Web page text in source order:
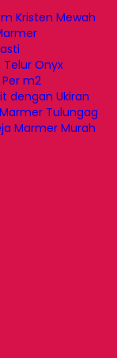
Kristen Mewah
Telur Onyx
m2
dengan Ukiran
Tulungag
Marmer Murah